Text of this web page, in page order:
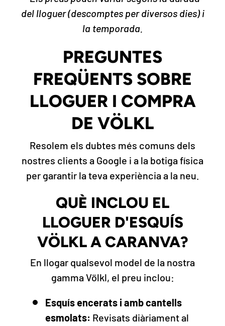
del lloguer (descomptes per diversos dies) i
la temporada.
PREGUNTES
FREQÜENTS SOBRE
LLOGUER I COMPRA
DE VÖLKL
Resolem els dubtes més comuns dels
nostres clients a Google i a la botiga física
per garantir la teva experiència a la neu.
QUÈ INCLOU EL
LLOGUER D'ESQUÍS
VÖLKL A CARANVA?
En llogar qualsevol model de la nostra
gamma Völkl, el preu inclou:
Esquís encerats i amb cantells
esmolats: Revisats diàriament al